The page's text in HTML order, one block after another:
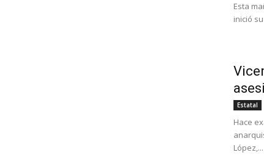
Esta
inició
Estatal
Hace
López,...